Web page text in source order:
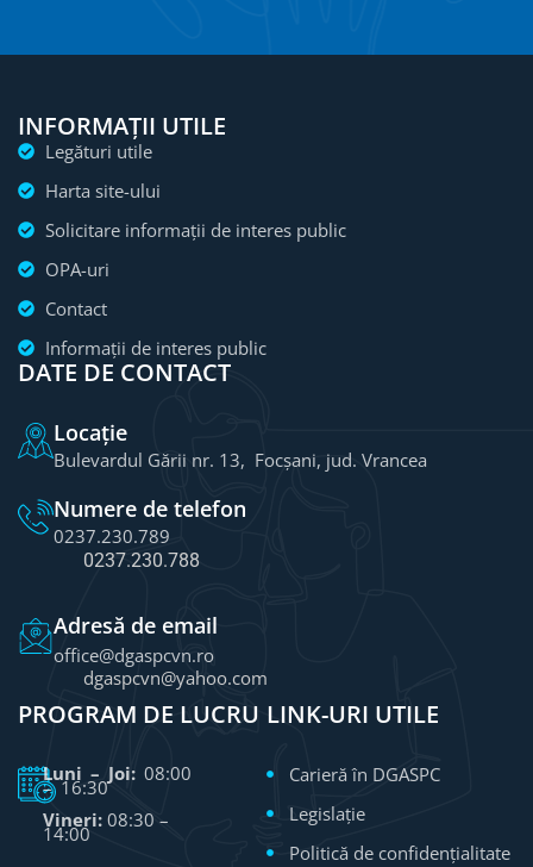
INFORMAȚII UTILE
Legături utile
Harta site-ului
Solicitare informații de interes public
OPA-uri
Contact
Informații de interes public
DATE DE CONTACT
Locație
Bulevardul Gării nr. 13, Focșani, jud. Vrancea
Numere de telefon
0237.230.789
0237.230.788
Adresă de email
office@dgaspcvn.ro
dgaspcvn@yahoo.com
PROGRAM DE LUCRU
Luni – Joi: 08:00
– 16:30
Vineri: 08:30 –
14:00
LINK-URI UTILE
Carieră în DGASPC
Legislație
Politică de confidențialitate